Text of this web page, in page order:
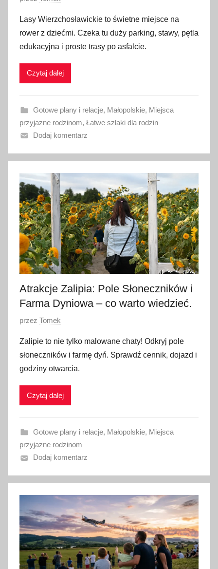
u
b
l
i
a
n
o
0
l
i
p
c
a
2
0
2
Lasy Wierzchosławickie to świetne miejsce na
rower z dziećmi. Czeka tu duży parking, stawy, pętla
edukacyjna i proste trasy po asfalcie.
Czytaj dalej
Gotowe plany i relacje, Małopolskie, Miejsca
przyjazne rodzinom, Łatwe szlaki dla rodzin
Dodaj komentarz
Atrakcje Zalipia: Pole Słoneczników i
Farma Dyniowa – co warto wiedzieć.
O
u
b
l
i
a
n
o
0
l
p
c
a
2
przez Tomek
Zalipie to nie tylko malowane chaty! Odkryj pole
słoneczników i farmę dyń. Sprawdź cennik, dojazd i
godziny otwarcia.
Czytaj dalej
Gotowe plany i relacje, Małopolskie, Miejsca
przyjazne rodzinom
Dodaj komentarz